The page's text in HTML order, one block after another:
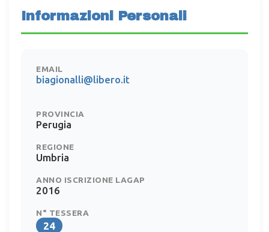
Informazioni Personali
EMAIL
biagionalli@libero.it
PROVINCIA
Perugia
REGIONE
Umbria
ANNO ISCRIZIONE LAGAP
2016
N° TESSERA
24